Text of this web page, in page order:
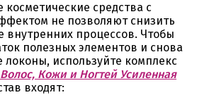
средства с
не позволяют снизить
внутренних процессов. Чтобы
полезных элементов и снова
локоны, используйте комплекс
Кожи и Ногтей Усиленная
входят: